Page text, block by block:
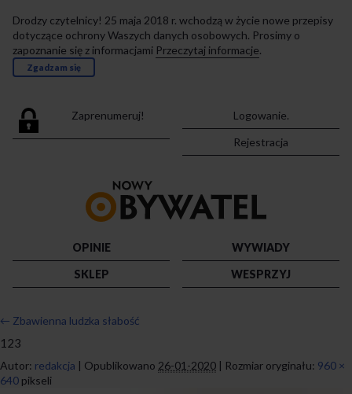
Drodzy czytelnicy! 25 maja 2018 r. wchodzą w życie nowe przepisy
dotyczące ochrony Waszych danych osobowych. Prosimy o
zapoznanie się z informacjami Przeczytaj informacje.
Zgadzam się
Zaprenumeruj!
Logowanie.
Rejestracja
strony
OPINIE
WYWIADY
SKLEP
WESPRZYJ
← Zbawienna ludzka słabość
123
Autor: redakcja | Opublikowano 26-01-2020 | Rozmiar oryginału: 960 ×
640 pikseli